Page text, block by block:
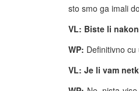
sto smo ga imali
VL: Biste li
WP: Definitivno
VL: Je li vam